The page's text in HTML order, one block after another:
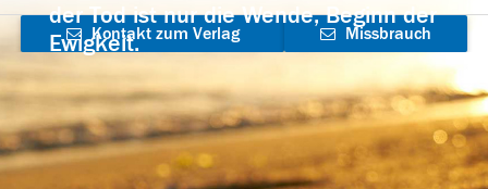
der Tod ist nur die Wende, Beginn der
Ewigkeit.
Kontakt zum Verlag
aufnehmen
Missbrauch